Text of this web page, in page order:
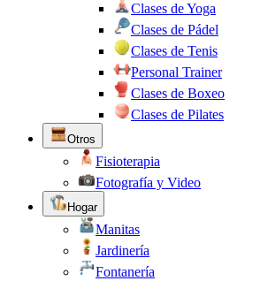
Clases de Yoga
Clases de Pádel
Clases de Tenis
Personal Trainer
Clases de Boxeo
Clases de Pilates
Otros
Fisioterapia
Fotografía y Video
Hogar
Manitas
Jardinería
Fontanería